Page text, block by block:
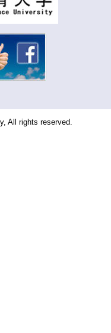
All rights reserved.